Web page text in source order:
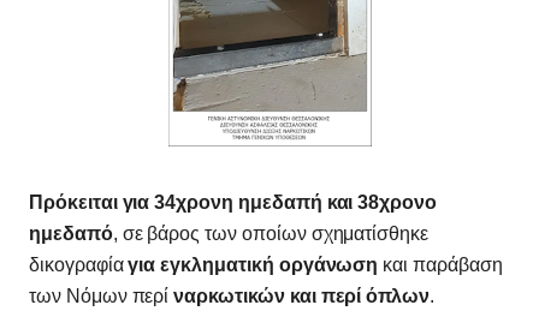
Πρόκειται για 34χρονη ημεδαπή και 38χρονο
ημεδαπό, σε βάρος των οποίων σχηματίσθηκε
δικογραφίαγια εγκληματική οργάνωση και παράβαση
των Νόμων περίναρκωτικών και περί όπλων.